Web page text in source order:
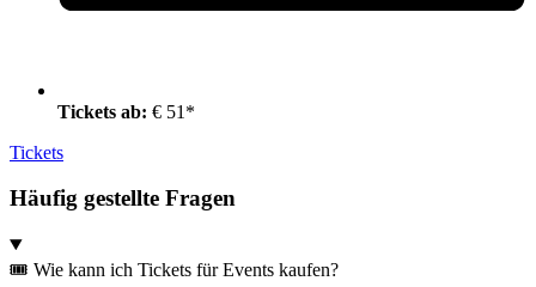
Tickets ab: € 51*
Tickets
Häufig gestellte Fragen
🎟️ Wie kann ich Tickets für Events kaufen?